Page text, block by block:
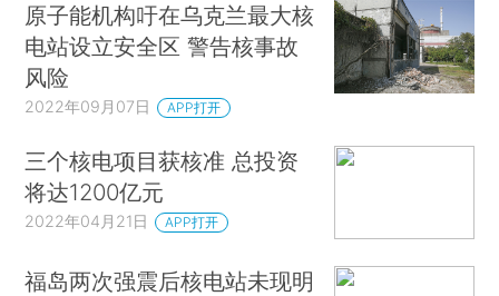
原子能机构吁在乌克兰最大核
电站设立安全区 警告核事故
风险
2022年09月07日 APP打开
三个核电项目获核准 总投资
将达1200亿元
2022年04月21日 APP打开
福岛两次强震后核电站未现明